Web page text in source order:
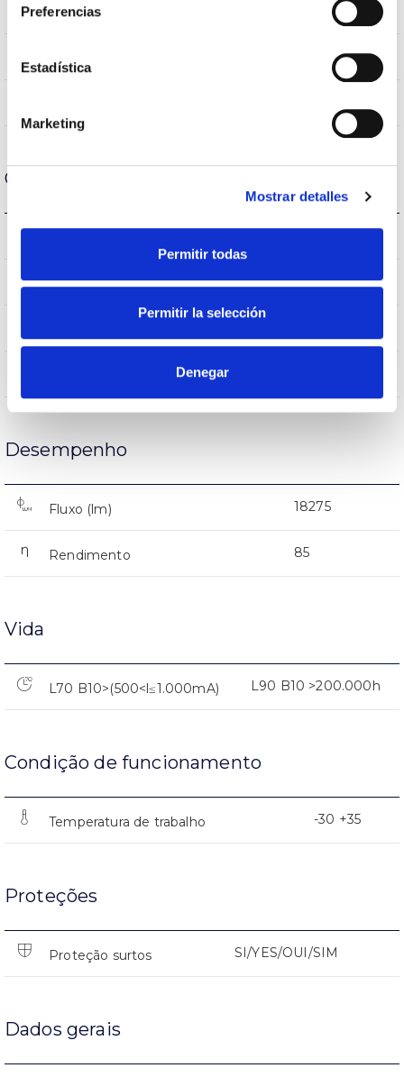
Preferencias
Estadística
Marketing
Mostrar detalles
Permitir todas
Permitir la selección
Denegar
Temperatura de cor 4000k
CRI Índice de repr. cromática >70
Carcaça e Acabamento
Índice de estanqueidade IP 66
Desempenho
Fluxo (lm) 18275
Rendimento 85
Vida
L70 B10>(500<l≤1.000mA) L90 B10 >200.000h
Condição de funcionamento
Temperatura de trabalho -30 +35
Proteções
Proteção surtos SI/YES/OUI/SIM
Dados gerais